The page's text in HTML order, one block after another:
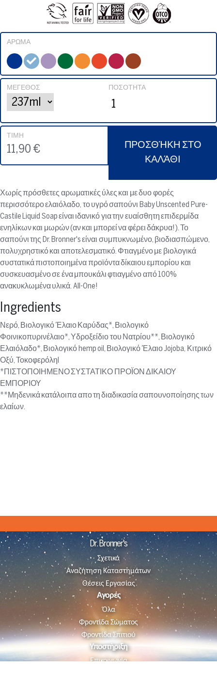
ΆΡΩΜΑ
ΜΈΓΕΘΟΣ ΠΟΣΌΤΗΤΑ
ΤΙΜΉ
11,90 €
ΠΡΟΣΘΉΚΗ ΣΤΟ
ΚΑΛΆΘΙ
Χωρίς πρόσθετες αρωματικές ύλες και με δυο φορές
περισσότερο ελαιόλαδο, το υγρό σαπούνι Baby Unscented Pure-
Castile Liquid Soap είναι ιδανικό για την ευαίσθητη επιδερμίδα
ενηλίκων και μωρών (αν και μπορεί να φέρει δάκρυα!). Το
σαπούνι της Dr. Bronner's είναι συμπυκνωμένο, βιοδιασπώμενο,
πολυχρηστικό και αποτελεσματικό. Φτιαγμένο με βιολογικά
συστατικά πιστοποιημένα προϊόντα δίκαιου εμπορίου και
συσκευασμένο σε ένα μπουκάλι φτιαγμένο από 100%
ανακυκλωμένα υλικά. All-One!
Ingredients
Νερό, Βιολογικό Έλαιο Καρύδας*, Βιολογικό
Φοινικοπυρινέλαιο*, Υδροξείδιο του Νατρίου**, Βιολογικό
Ελαιόλαδο*, Βιολογικό hemp oil, Βιολογικό Έλαιο Jojoba, Κιτρικό
Οξύ, Τοκοφερόληl
*ΠΙΣΤΟΠΟΙΗΜΕΝΟ ΣΥΣΤΑΤΙΚΟ ΠΡΟΪΟΝ ΔΙΚΑΙΟΥ
ΕΜΠΟΡΙΟΥ
**Μηδενικά κατάλοιπα απο τη διαδικασία σαπουνοποίησης των
ελαίων.
Dr. Bronner's
Σχετικά
Αναζήτηση Καταστημάτων
Θέσεις Εργασίας
Αγορές
Όλα
Φροντίδα Σώματος
Φροντίδα Σπιτιού
Υποστήριξη
Επικοινωνία